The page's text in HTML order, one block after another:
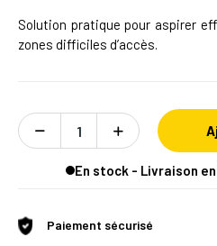
Solution pratique pour aspirer
zones difficiles d’accès.
En stock - Livraison
Paiement sécurisé